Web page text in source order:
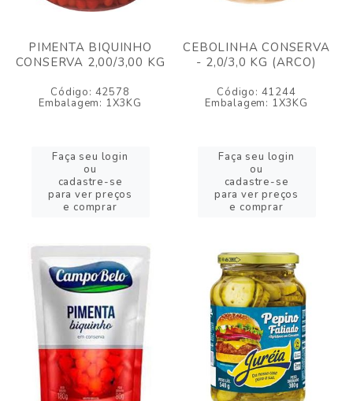
PIMENTA BIQUINHO
CONSERVA 2,00/3,00 KG
Código: 42578
Embalagem: 1X3KG
Faça seu login
ou
cadastre-se
para ver preços
e comprar
CEBOLINHA CONSERVA
- 2,0/3,0 KG (ARCO)
Código: 41244
Embalagem: 1X3KG
Faça seu login
ou
cadastre-se
para ver preços
e comprar